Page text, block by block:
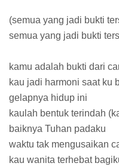
(semua yang jadi bukti
semua yang jadi bukti
kamu adalah bukti dari
kau jadi harmoni saat ku
gelapnya hidup ini
kaulah bentuk terindah
baiknya Tuhan padaku
waktu tak mengusaikan
kau wanita terhebat